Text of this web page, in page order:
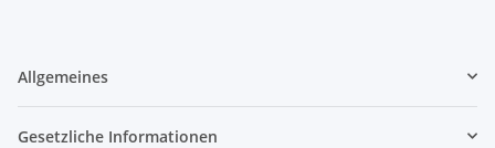
Allgemeines
Gesetzliche Informationen